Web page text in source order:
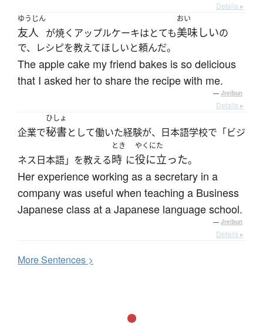
Details ▸
ゆうじん
友人 が焼くアップルケーキはとても
おい
美味しいの
で、レシピを教えてほしいと頼んだ。
The apple cake my friend bakes is so delicious
that I asked her to share the recipe with me.
— Jreibun
Details ▸
企業で
ひしょ
秘書として働いた経験が、日本語学校で「ビジ
ネス日本語」を教える
とき
時 に
やくにた
役に立った。
Her experience working as a secretary in a
company was useful when teaching a Business
Japanese class at a Japanese language school.
— Jreibun
Details ▸
MoreSentences >